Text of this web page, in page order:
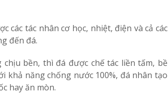
các tác nhân cơ học, nhiệt, điện và cả các
đến đá.
bền, thì đá được chế tác liền tấm, bề
khả năng chống nước 100%, đá nhân tạo
hay ăn mòn.